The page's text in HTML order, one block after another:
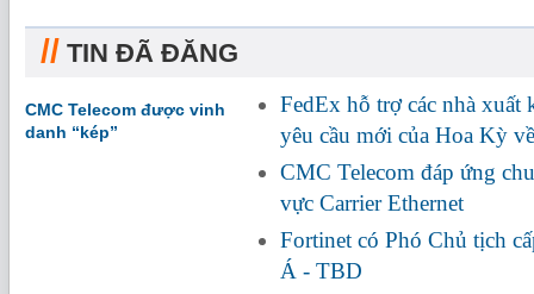
// TIN ĐÃ ĐĂNG
CMC Telecom được vinh
danh “kép”
FedEx hỗ trợ các nhà xuất
yêu cầu mới của Hoa Kỳ
CMC Telecom đáp ứng
vực Carrier Ethernet
Fortinet có Phó Chủ tịch
Á - TBD